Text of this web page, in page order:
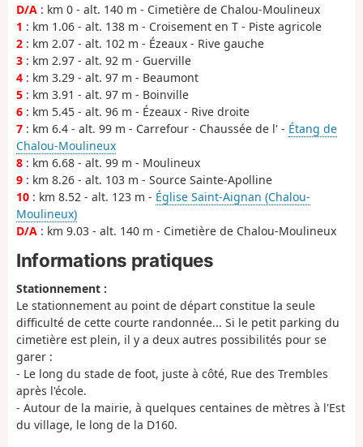
D/A : km 0 - alt. 140 m - Cimetière de Chalou-Moulineux
1 : km 1.06 - alt. 138 m - Croisement en T - Piste agricole
2 : km 2.07 - alt. 102 m - Ézeaux - Rive gauche
3 : km 2.97 - alt. 92 m - Guerville
4 : km 3.29 - alt. 97 m - Beaumont
5 : km 3.91 - alt. 97 m - Boinville
6 : km 5.45 - alt. 96 m - Ézeaux - Rive droite
7 : km 6.4 - alt. 99 m - Carrefour - Chaussée de l' - Étang de
Chalou-Moulineux
8 : km 6.68 - alt. 99 m - Moulineux
9 : km 8.26 - alt. 103 m - Source Sainte-Apolline
10 : km 8.52 - alt. 123 m - Église Saint-Aignan (Chalou-
Moulineux)
D/A : km 9.03 - alt. 140 m - Cimetière de Chalou-Moulineux
Informations pratiques
Stationnement :
Le stationnement au point de départ constitue la seule
difficulté de cette courte randonnée... Si le petit parking du
cimetière est plein, il y a deux autres possibilités pour se
garer :
- Le long du stade de foot, juste à côté, Rue des Trembles
après l'école.
- Autour de la mairie, à quelques centaines de mètres à l'Est
du village, le long de la D160.